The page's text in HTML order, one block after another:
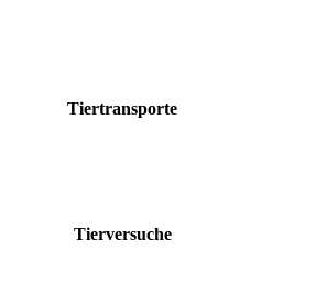
Tiertransporte
Tierversuche